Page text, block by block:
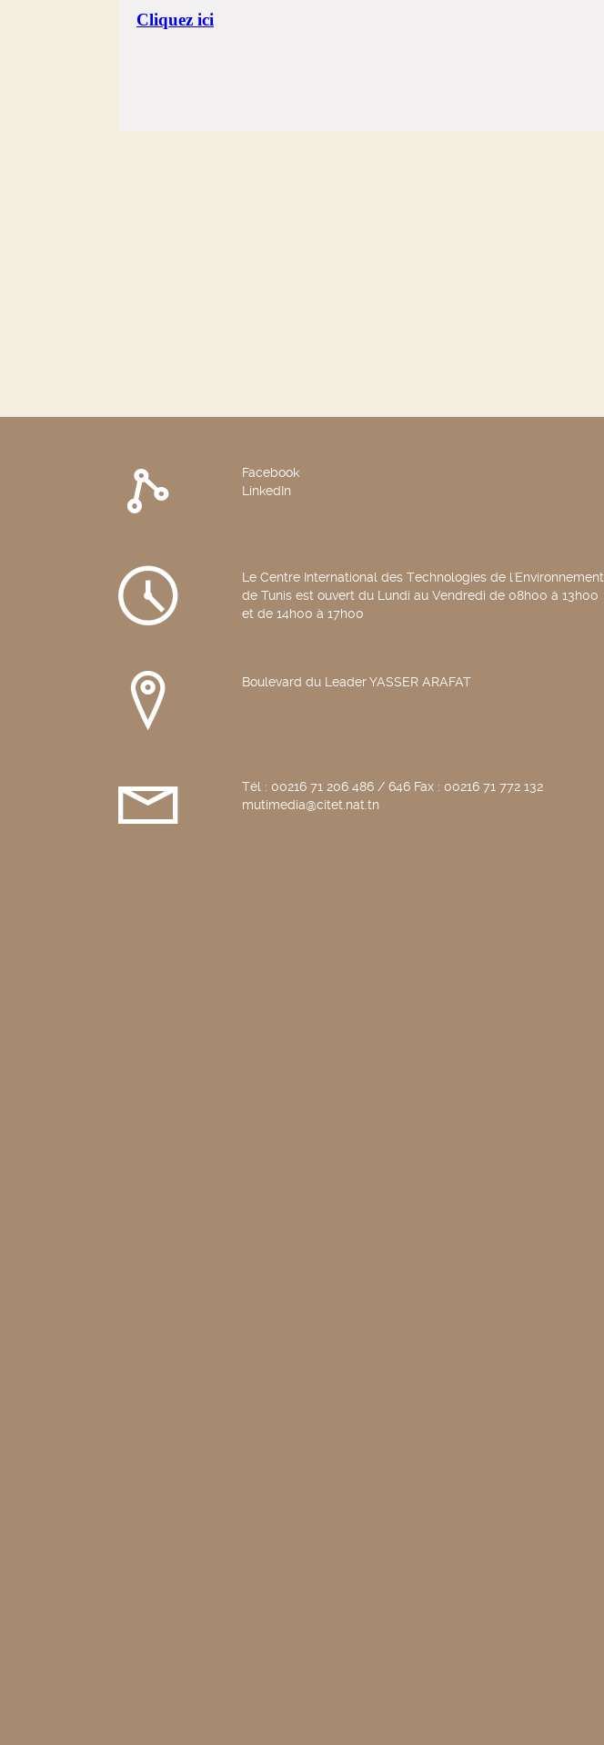
Facebook
LinkedIn
Le Centre International des Technologies de l'Environnement
de Tunis est ouvert du Lundi au Vendredi de 08h00 à 13h00
et de 14h00 à 17h00
Boulevard du Leader YASSER ARAFAT
Tél : 00216 71 206 486 / 646 Fax : 00216 71 772 132
mutimedia@citet.nat.tn